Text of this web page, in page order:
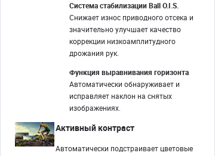
Система стабилизации Ball O.I.S.
Снижает износ приводного отсека и
значительно улучшает качество
коррекции низкоамплитудного
дрожания рук.
Функция выравнивания горизонта
Автоматически обнаруживает и
исправляет наклон на снятых
изображениях.
Активный контраст
Автоматически подстраивает цветовые